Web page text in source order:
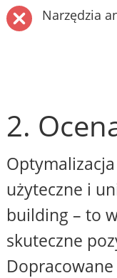
Narzędzia
2.
użyteczne i
building – to
skuteczne